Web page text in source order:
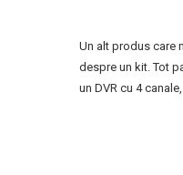
Un alt produs care
despre un kit. Tot
un DVR cu 4